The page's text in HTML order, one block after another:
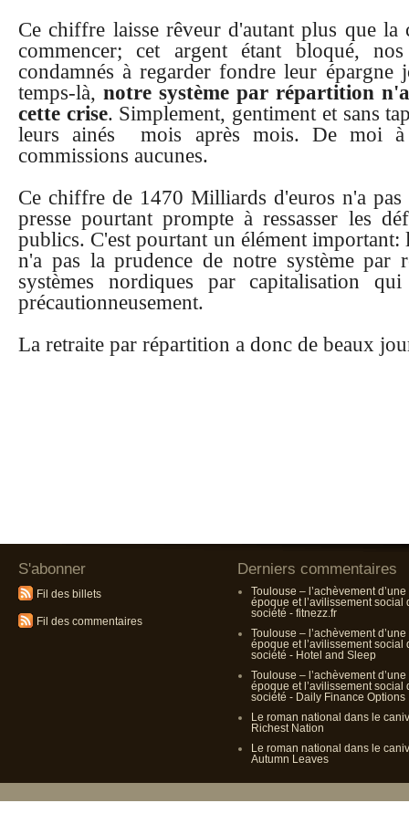
Ce chiffre laisse rêveur d'autant plus que la
commencer; cet argent étant bloqué,
condamnés à regarder fondre leur épargne
temps-là, notre système par répartition
cette crise. Simplement, gentiment et sans
leurs ainés mois après mois. De moi
commissions aucunes.
Ce chiffre de 1470 Milliards d'euros n'a
presse pourtant prompte à ressasser les
publics. C'est pourtant un élément important:
n'a pas la prudence de notre système par
systèmes nordiques par capitalisation
précautionneusement.
La retraite par répartition a donc de beaux
S'abonner
Fil des billets
Fil des commentaires
Derniers commentaires
Toulouse – l’achèvement d’une
époque et l’avilissement social
société - fitnezz.fr
Toulouse – l’achèvement d’une
époque et l’avilissement social
société - Hotel and Sleep
Toulouse – l’achèvement d’une
époque et l’avilissement social
société - Daily Finance Options
Le roman national dans le
Richest Nation
Le roman national dans le
Autumn Leaves